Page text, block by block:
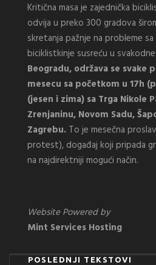
Kritična masa je zajednička
odvija u preko 300 gradova
skretanja pažnje na probleme
biciklistkinje susreću u
Beogradu, održava se svake
mesecu sa početkom u 17h
(jesen i zima) sa Trga Nikole
Zrenjaninu, Novom Sadu,
Zagrebu. To je mesečna
protest), događaj koji pripada
na najdirektniji mogući način.
Website Powered by
Mint Services Hosting
POSLEDNJI TEKSTOVI